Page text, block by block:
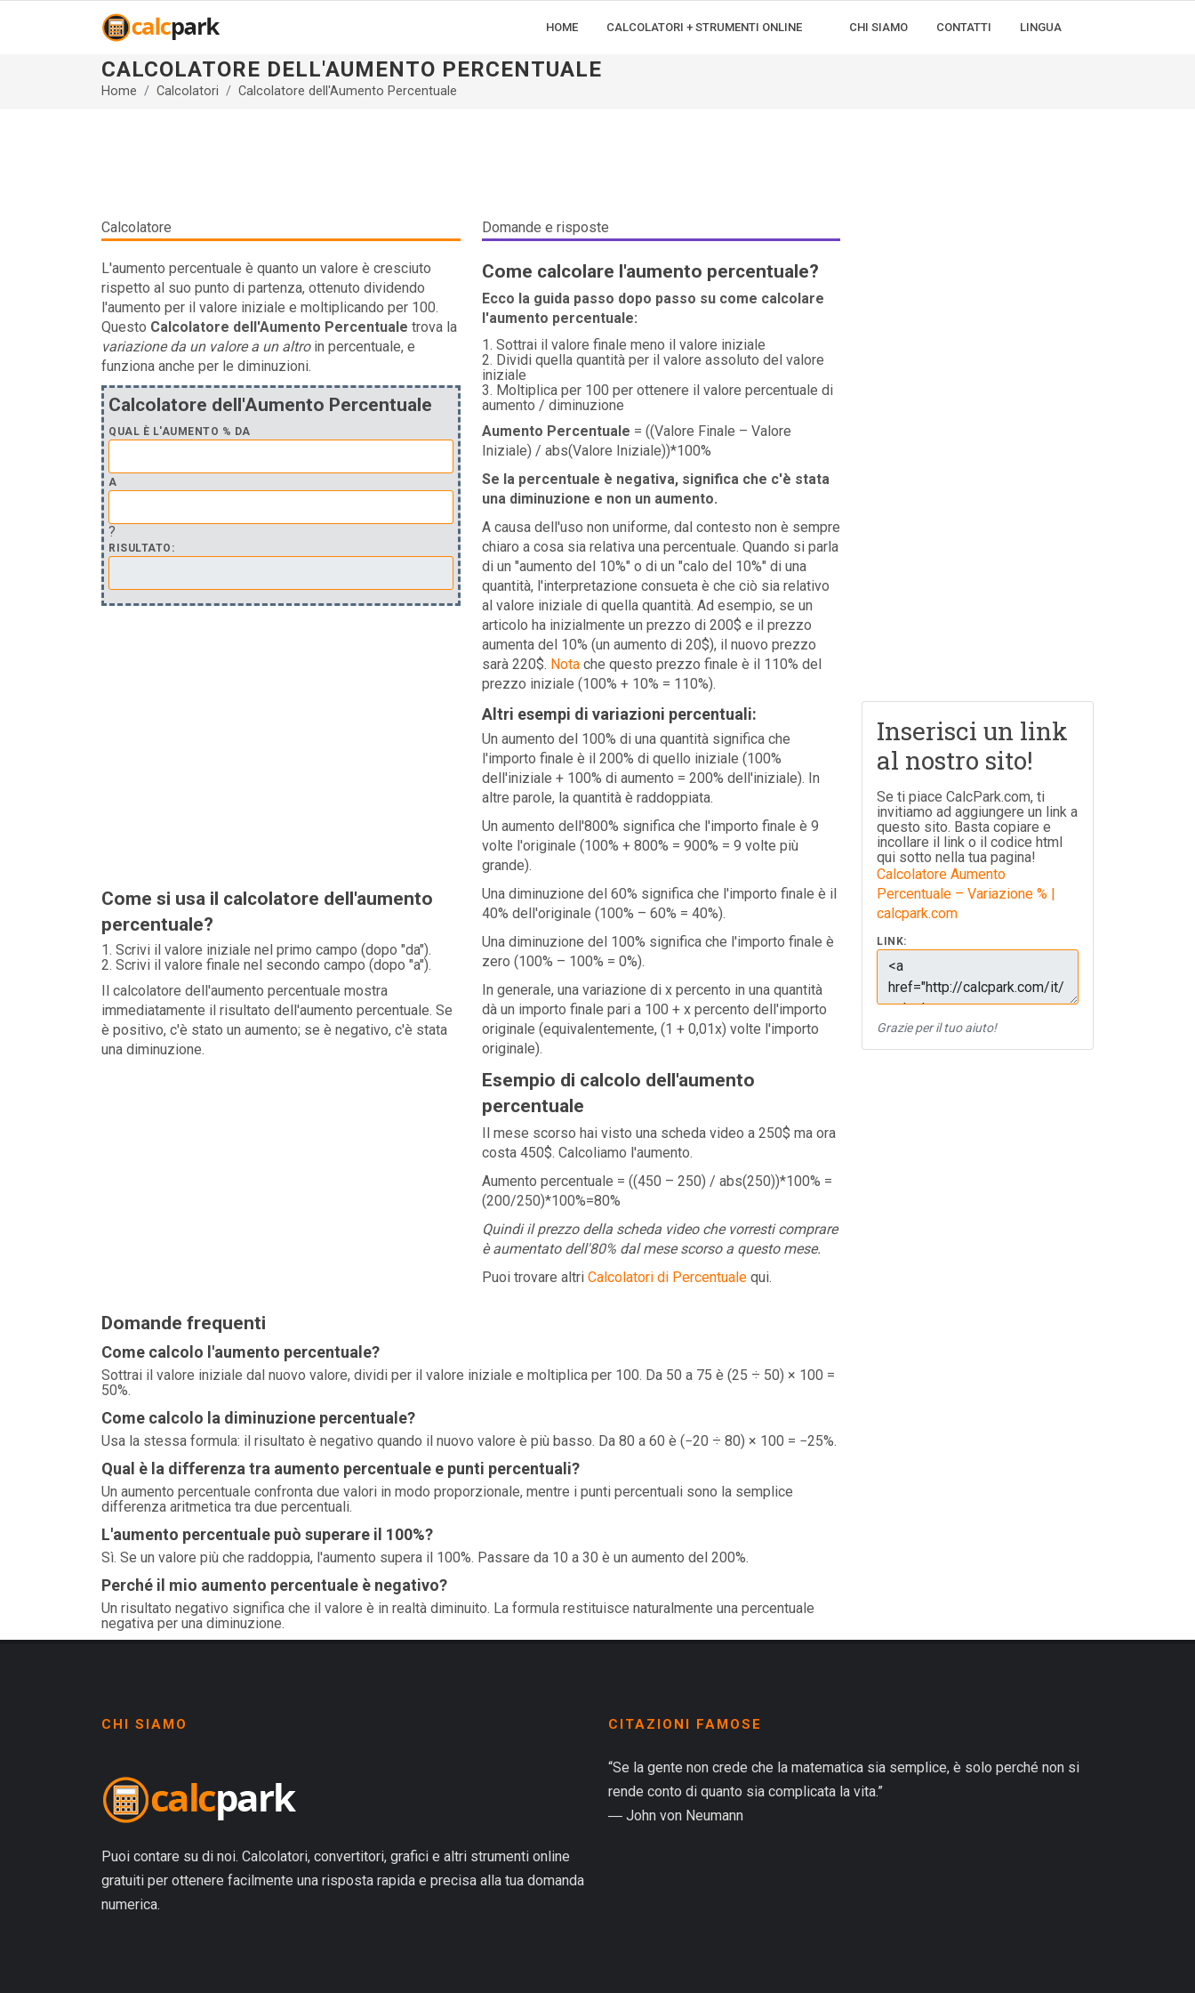
HOME CALCOLATORI + STRUMENTI ONLINE CHI SIAMO CONTATTI LINGUA
CALCOLATORE DELL'AUMENTO PERCENTUALE
Home Calcolatori Calcolatore dell'Aumento Percentuale
Calcolatore
L'aumento percentuale è quanto un valore è cresciuto
rispetto al suo punto di partenza, ottenuto dividendo
l'aumento per il valore iniziale e moltiplicando per 100.
Questo Calcolatore dell'Aumento Percentuale trova la
variazione da un valore a un altroin percentuale, e
funziona anche per le diminuzioni.
Calcolatore dell'Aumento Percentuale
QUAL È L'AUMENTO % DA
A
?
RISULTATO:
Come si usa il calcolatore dell'aumento
percentuale?
Scrivi il valore iniziale nel primo campo (dopo "da").
Scrivi il valore finale nel secondo campo (dopo "a").
Il calcolatore dell'aumento percentuale mostra
immediatamente il risultato dell'aumento percentuale. Se
è positivo, c'è stato un aumento; se è negativo, c'è stata
una diminuzione.
Domande e risposte
Come calcolare l'aumento percentuale?
Ecco la guida passo dopo passo su come calcolare
l'aumento percentuale:
Sottrai il valore finale meno il valore iniziale
Dividi quella quantità per il valore assoluto del valore
iniziale
Moltiplica per 100 per ottenere il valore percentuale di
aumento / diminuzione
Aumento Percentuale = ((Valore Finale – Valore
Iniziale) / abs(Valore Iniziale))*100%
Se la percentuale è negativa, significa che c'è stata
una diminuzione e non un aumento.
A causa dell'uso non uniforme, dal contesto non è sempre
chiaro a cosa sia relativa una percentuale. Quando si parla
di un "aumento del 10%" o di un "calo del 10%" di una
quantità, l'interpretazione consueta è che ciò sia relativo
al valore iniziale di quella quantità. Ad esempio, se un
articolo ha inizialmente un prezzo di 200$ e il prezzo
aumenta del 10% (un aumento di 20$), il nuovo prezzo
sarà 220$. Notache questo prezzo finale è il 110% del
prezzo iniziale (100% + 10% = 110%).
Altri esempi di variazioni percentuali:
Un aumento del 100% di una quantità significa che
l'importo finale è il 200% di quello iniziale (100%
dell'iniziale + 100% di aumento = 200% dell'iniziale). In
altre parole, la quantità è raddoppiata.
Un aumento dell'800% significa che l'importo finale è 9
volte l'originale (100% + 800% = 900% = 9 volte più
grande).
Una diminuzione del 60% significa che l'importo finale è il
40% dell'originale (100% – 60% = 40%).
Una diminuzione del 100% significa che l'importo finale è
zero (100% – 100% = 0%).
In generale, una variazione di x percento in una quantità
dà un importo finale pari a 100 + x percento dell'importo
originale (equivalentemente, (1 + 0,01x) volte l'importo
originale).
Esempio di calcolo dell'aumento
percentuale
Il mese scorso hai visto una scheda video a 250$ ma ora
costa 450$. Calcoliamo l'aumento.
Aumento percentuale = ((450 – 250) / abs(250))*100% =
(200/250)*100%=80%
Quindi il prezzo della scheda video che vorresti comprare
è aumentato dell'80% dal mese scorso a questo mese.
Puoi trovare altri Calcolatori di Percentuale qui.
Inserisci un link
al nostro sito!
Se ti piace CalcPark.com, ti
invitiamo ad aggiungere un link a
questo sito. Basta copiare e
incollare il link o il codice html
qui sotto nella tua pagina!
Calcolatore Aumento
Percentuale – Variazione % |
calcpark.com
LINK:
Grazie per il tuo aiuto!
Domande frequenti
Come calcolo l'aumento percentuale?
Sottrai il valore iniziale dal nuovo valore, dividi per il valore iniziale e moltiplica per 100. Da 50 a 75 è (25 ÷ 50) × 100 =
50%.
Come calcolo la diminuzione percentuale?
Usa la stessa formula: il risultato è negativo quando il nuovo valore è più basso. Da 80 a 60 è (−20 ÷ 80) × 100 = −25%.
Qual è la differenza tra aumento percentuale e punti percentuali?
Un aumento percentuale confronta due valori in modo proporzionale, mentre i punti percentuali sono la semplice
differenza aritmetica tra due percentuali.
L'aumento percentuale può superare il 100%?
Sì. Se un valore più che raddoppia, l'aumento supera il 100%. Passare da 10 a 30 è un aumento del 200%.
Perché il mio aumento percentuale è negativo?
Un risultato negativo significa che il valore è in realtà diminuito. La formula restituisce naturalmente una percentuale
negativa per una diminuzione.
CHI SIAMO
Puoi contare su di noi. Calcolatori, convertitori, grafici e altri strumenti online
gratuiti per ottenere facilmente una risposta rapida e precisa alla tua domanda
numerica.
CITAZIONI FAMOSE
“Se la gente non crede che la matematica sia semplice, è solo perché non si
rende conto di quanto sia complicata la vita.”
― John von Neumann